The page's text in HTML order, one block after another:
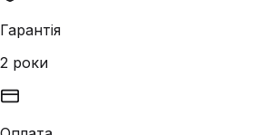
Гарантія
2 роки